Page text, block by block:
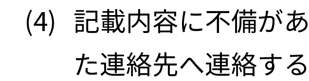
(4) 記載内容に不備が
た連絡先へ連絡す